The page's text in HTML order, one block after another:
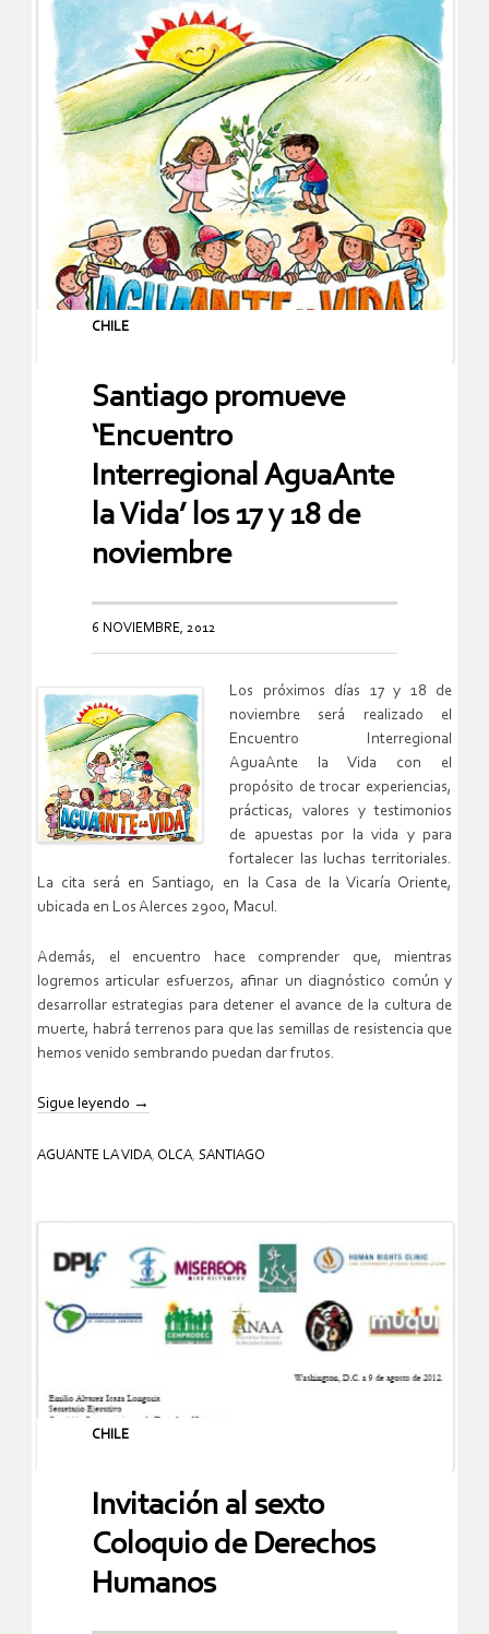
CHILE
Santiago promueve
‘Encuentro
Interregional AguaAnte
la Vida’ los 17 y 18 de
noviembre
6 NOVIEMBRE, 2012
Los próximos días 17 y 18 de
noviembre será realizado el
Encuentro Interregional
AguaAnte la Vida con el
propósito de trocar experiencias,
prácticas, valores y testimonios
de apuestas por la vida y para
fortalecer las luchas territoriales.
La cita será en Santiago, en la Casa de la Vicaría Oriente,
ubicada en Los Alerces 2900, Macul.
Además, el encuentro hace comprender que, mientras
logremos articular esfuerzos, afinar un diagnóstico común y
desarrollar estrategias para detener el avance de la cultura de
muerte, habrá terrenos para que las semillas de resistencia que
hemos venido sembrando puedan dar frutos.
Sigue leyendo →
AGUANTE LA VIDA, OLCA, SANTIAGO
CHILE
Invitación al sexto
Coloquio de Derechos
Humanos